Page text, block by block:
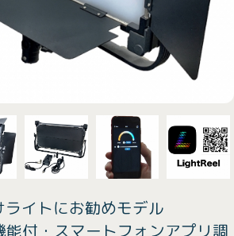
イトにお勧めモデル
能付・スマートフォンアプリ調